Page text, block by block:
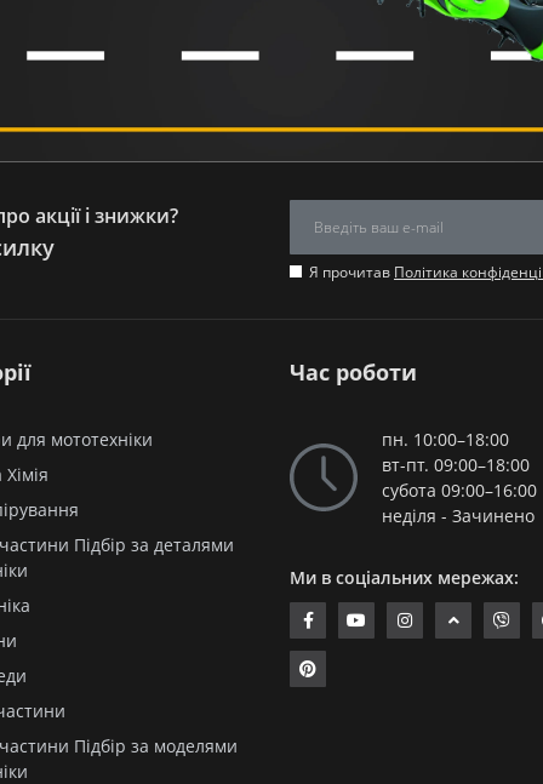
акції і знижки?
Я прочитав Політика
для мототехніки
Підбір за деталями
Підбір за моделями
Час роботи
пн. 10:00–18:00
вт-пт. 09:00–18:00
субота 09:00–16:00
неділя - Зачинено
Ми в соціальних мережах: